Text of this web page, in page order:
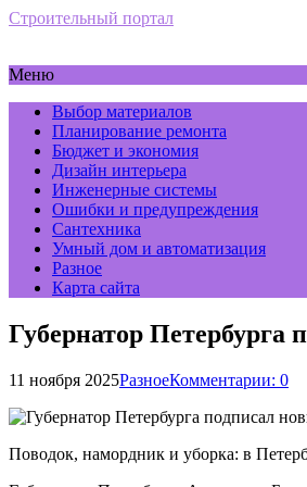
Строительный портал
Меню
Выбор материалов
Планирование ремонта
Бюджет и экономия
Дизайн интерьера
Инженерные системы
Ошибки и предупреждения
Сантехника
Умный дом и автоматизация
Разное
Карта сайта
Губернатор Петербурга
11 ноября 2025РазноеКомментарии: 0
Поводок, намордник и уборка: в